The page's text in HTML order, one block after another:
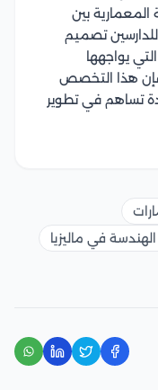
المعمارية بين
للدارسين تصميم
يواجهها
هذا التخصص
تساهم في تطوير
في ماليزيا